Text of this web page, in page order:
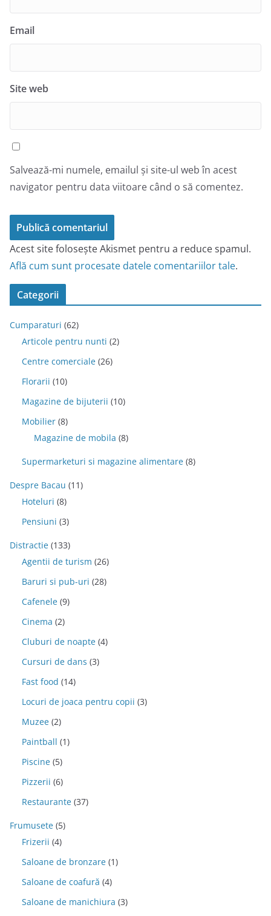
Email
Site web
Salvează-mi numele, emailul și site-ul web în acest
navigator pentru data viitoare când o să comentez.
Acest site folosește Akismet pentru a reduce spamul.
Află cum sunt procesate datele comentariilor tale.
Categorii
Cumparaturi (62)
Articole pentru nunti (2)
Centre comerciale (26)
Florarii (10)
Magazine de bijuterii (10)
Mobilier (8)
Magazine de mobila (8)
Supermarketuri si magazine alimentare (8)
Despre Bacau (11)
Hoteluri (8)
Pensiuni (3)
Distractie (133)
Agentii de turism (26)
Baruri si pub-uri (28)
Cafenele (9)
Cinema (2)
Cluburi de noapte (4)
Cursuri de dans (3)
Fast food (14)
Locuri de joaca pentru copii (3)
Muzee (2)
Paintball (1)
Piscine (5)
Pizzerii (6)
Restaurante (37)
Frumusete (5)
Frizerii (4)
Saloane de bronzare (1)
Saloane de coafură (4)
Saloane de manichiura (3)